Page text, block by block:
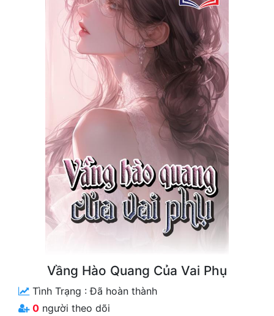
Truyện Convert
Truyện Dịch
Truyện Nhập Môn
Truyện ngắn
Cung Đấu
Vầng Hào Quang Của Vai Phụ
Tình Trạng :Đã hoàn thành
0 người theo dõi